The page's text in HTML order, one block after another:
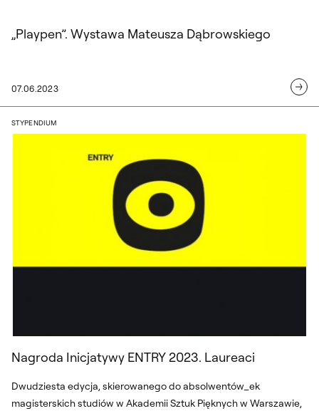
„Playpen”. Wystawa Mateusza Dąbrowskiego
07.06.2023
Nagroda Inicjatywy ENTRY 2023.
STYPENDIUM
Nagroda Inicjatywy ENTRY 2023. Laureaci
Dwudziesta edycja, skierowanego do absolwentów_ek
magisterskich studiów w Akademii Sztuk Pięknych w Warszawie,